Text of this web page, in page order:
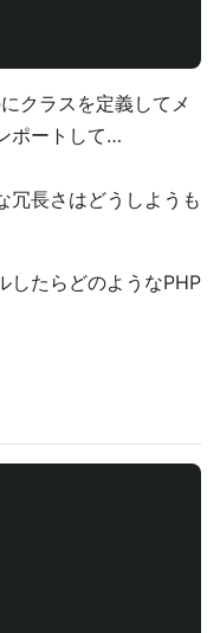
クラスを定義してメ
ポートして…
冗長さはどうしようも
したらどのようなPHP